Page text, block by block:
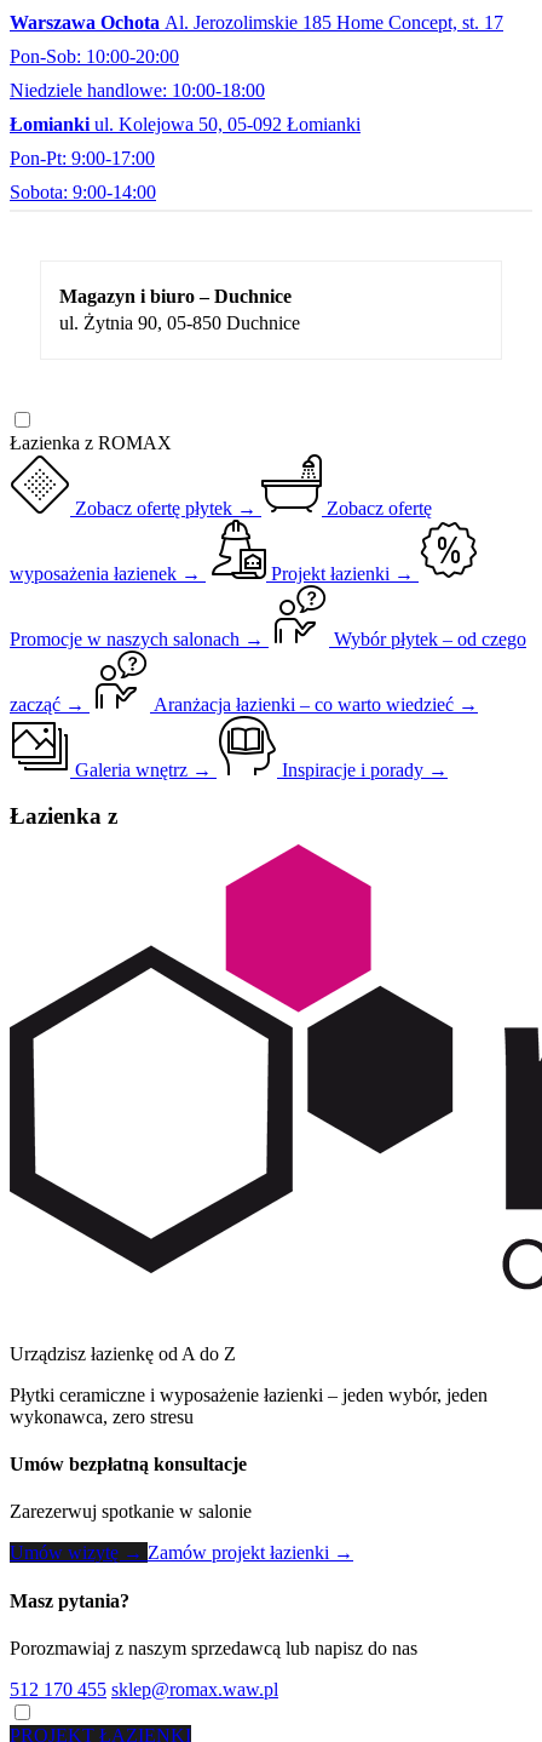
Warszawa Ochota Al. Jerozolimskie 185 Home Concept, st. 17
Pon-Sob: 10:00-20:00
Niedziele handlowe: 10:00-18:00
Łomianki ul. Kolejowa 50, 05-092 Łomianki
Pon-Pt: 9:00-17:00
Sobota: 9:00-14:00
Magazyn i biuro – Duchnice
ul. Żytnia 90, 05-850 Duchnice
Łazienka z ROMAX
Zobacz ofertę płytek → Zobacz ofertę
wyposażenia łazienek → Projekt łazienki →
Promocje w naszych salonach → Wybór płytek – od czego
zacząć → Aranżacja łazienki – co warto wiedzieć →
Galeria wnętrz → Inspiracje i porady →
Łazienka z
Urządzisz łazienkę od A do Z
Płytki ceramiczne i wyposażenie łazienki – jeden wybór, jeden
wykonawca, zero stresu
Umów bezpłatną konsultacje
Zarezerwuj spotkanie w salonie
Umów wizytę → Zamów projekt łazienki →
Masz pytania?
Porozmawiaj z naszym sprzedawcą lub napisz do nas
512 170 455 sklep@romax.waw.pl
PROJEKT ŁAZIENKI